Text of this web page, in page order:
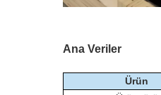
Ana Veriler
Ürün